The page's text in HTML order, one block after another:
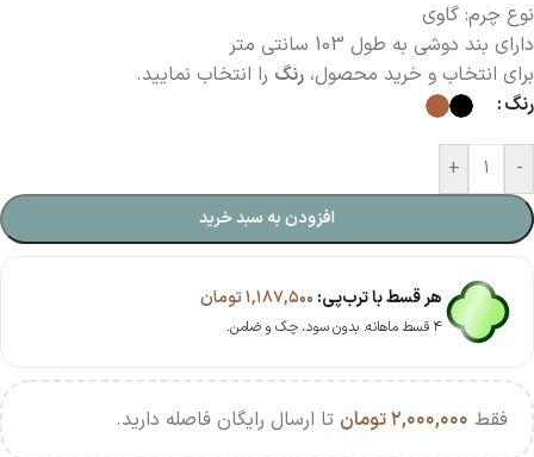
نوع چرم: گاوی
دارای بند دوشی به طول 103 سانتی متر
برای انتخاب و خرید محصول، رنگ را انتخاب نمایید.
رنگ
-
+
افزودن به سبد خرید
هر قسط با ترب‌پی: ۱,۱۸۷,۵۰۰تومان
۴ قسط ماهانه. بدون سود، چک و ضامن.
فقط ۲,۰۰۰,۰۰۰تومان تا ارسال رایگان فاصله دارید.